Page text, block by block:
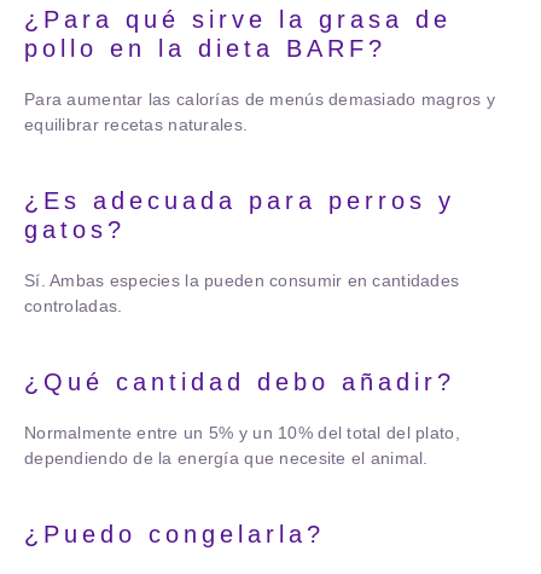
¿Para qué sirve la grasa de
pollo en la dieta BARF?
Para aumentar las calorías de menús demasiado magros y
equilibrar recetas naturales.
¿Es adecuada para perros y
gatos?
Sí. Ambas especies la pueden consumir en cantidades
controladas.
¿Qué cantidad debo añadir?
Normalmente entre un 5% y un 10% del total del plato,
dependiendo de la energía que necesite el animal.
¿Puedo congelarla?